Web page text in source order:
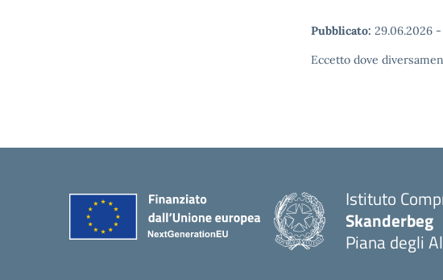
Pubblicato: 29.06.2026 -
Eccetto dove
Istituto
Skanderbeg
Piana degli